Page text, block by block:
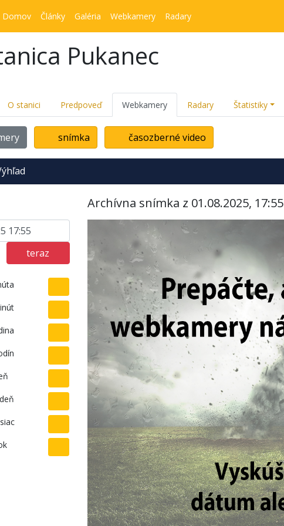
Domov Články Galéria Webkamery Radary
Pukanec
O stanici Predpoveď Webkamery Radary Štatistiky
snímka časozberné video
teraz
Archívna snímka z 01.08.2025, 17:55